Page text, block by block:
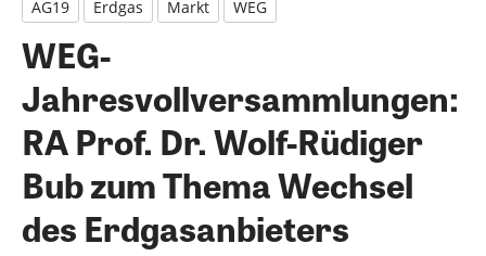
AG19 Erdgas Markt WEG
WEG-
Jahresvollversammlungen:
RA Prof. Dr. Wolf-Rüdiger
Bub zum Thema Wechsel
des Erdgasanbieters